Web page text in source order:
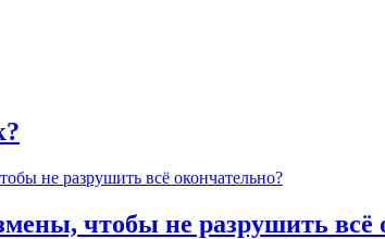
чтобы не разрушить всё